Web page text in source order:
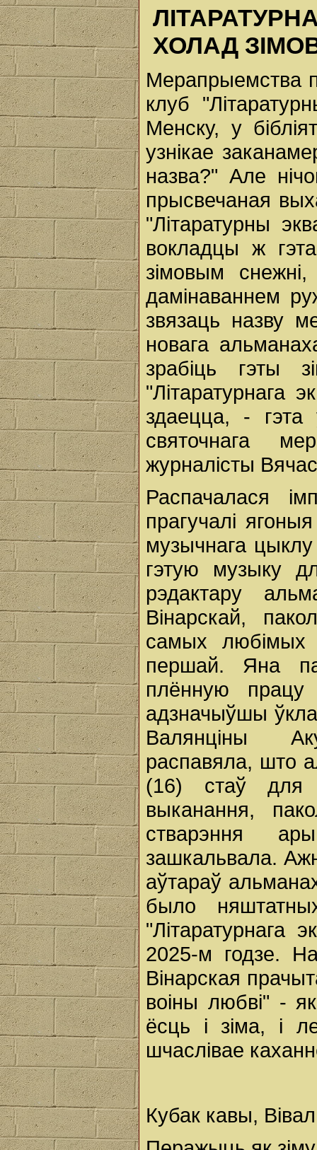
ХОЛАД
Мерапрыемства
клуб
Менску, у
узнікае
назва?" Але
прысвечаная
"Літаратурны
вокладцы ж
зімовым
дамінаваннем
звязаць назву
новага
зрабіць гэты
здаецца, -
святочнага
журналісты
Распачалася
прагучалі
музычнага
гэтую музыку
рэдактару
Вінарскай,
самых любімых
першай. Яна
плённую працу
адзначыўшы
Валянціны
распавяла, што
(16) стаў
выканання,
стварэння
зашкальвала.
аўтараў
было
"Літаратурнага
2025-м годзе.
Вінарская
воіны любві" -
ёсць і зіма, і
шчаслівае
Кубак кавы,